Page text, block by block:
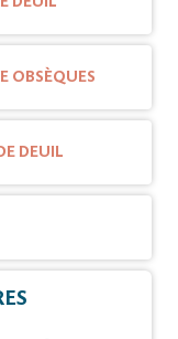
PART ET DE
de
sur ce site.
OBSÈQUES
DEUIL